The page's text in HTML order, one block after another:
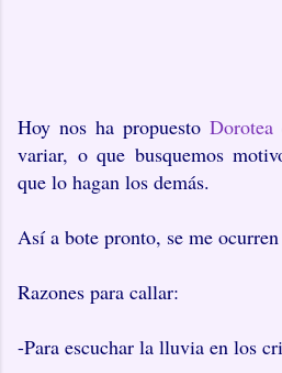
Hoy nos ha propuesto Dorotea
variar, o que busquemos
que lo hagan los demás.
Así a bote pronto, se me
Razones para callar:
-Para escuchar la lluvia en los